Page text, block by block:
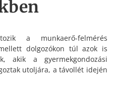
a munkaerő-felmérés
dolgozókon túl azok is
akik a gyermekgondozási
utoljára, a távollét idején